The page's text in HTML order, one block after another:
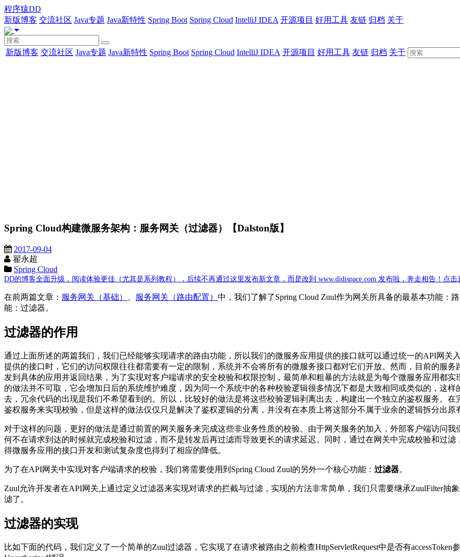
程序猿DD
新版博客 交流社区 Java专题 Java新特性 Spring Boot Spring Cloud IntelliJ IDEA 开源项目 好用工具 友链 归档 关于
新版博客 交流社区 Java专题 Java新特性 Spring Boot Spring Cloud IntelliJ IDEA 开源项目 好用工具 友链 归档 关于
Spring Cloud构建微服务架构：服务网关（过滤器）【Dalston版】
2017-09-04
翟永超
Spring Cloud
DD的博客全面升级，阅读体验更佳（尤其是系列教程），后续不再通过这里发布新文章，而是改到 www.didispace.com 发布啦，奔走相告！点击
在前两篇文章： 服务网关（基础） 服务网关（路由配置） 中，我们了解了Spring Cloud Zuul作为网关所具备的最基本功能：
能：过滤器。
过滤器的作用
通过上面所述的两篇我们，我们已经能够实现请求的路由功能，所以我们的微服务应用提供的接口就可以通过统一的API网关
提供的接口时，它们的访问权限往往都需要有一定的限制，系统并不会将所有的微服务接口都对它们开放。然而，目前的服
发到具体的应用并返回结果，为了实现对客户端请求的安全校验和权限控制，最简单和粗暴的方法就是为每个微服务应用都
的做法并不可取，它会增加日后的系统维护难度，因为同一个系统中的各种校验逻辑很多情况下都是大致相同或类似的，这
去，冗余代码的出现是我们不希望看到的。所以，比较好的做法是将这些校验逻辑剥离出去，构建出一个独立的鉴权服务。
鉴权服务来实现校验，但是这样的做法仅仅只是解决了鉴权逻辑的分离，并没有在本质上将这部分不属于业余的逻辑拆分出原
对于这样的问题，更好的做法是通过前置的网关服务来完成这些非业务性质的校验。由于网关服务的加入，外部客户端访问
何不在请求到达的时候就完成校验和过滤，而不是转发后再过滤而导致更长的请求延迟。同时，通过在网关中完成校验和过
得微服务应用的接口开发和测试复杂度也得到了相应的降低。
为了在API网关中实现对客户端请求的校验，我们将需要使用到Spring Cloud Zuul的另外一个核心功能： 过滤器。
Zuul允许开发者在API网关上通过定义过滤器来实现对请求的拦截与过滤，实现的方法非常简单，我们只需要继承ZuulFilter抽
滤了。
过滤器的实现
比如下面的代码，我们定义了一个简单的Zuul过滤器，它实现了在请求被路由之前检查HttpServletRequest中是否有